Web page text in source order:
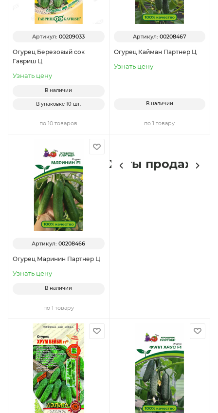
Артикул:00209033
Огурец Березовый сок
Гавриш Ц
Узнать цену
В наличии
В упаковке10 шт.
по 10 товаров
Артикул: 00208467
Огурец Кайман Партнер Ц
Узнать цену
В наличии
по 1 товару
Артикул:00208466
Огурец Маринин Партнер Ц
Узнать цену
В наличии
по 1 товару
Хиты продаж